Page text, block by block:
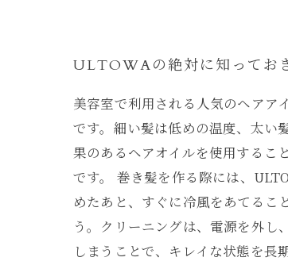
ULTOWAの絶対に知ってお
美容室で利用される人気のヘアア
です。細い髪は低めの温度、太い
果のあるヘアオイルを使用するこ
です。 巻き髪を作る際には、
めたあと、すぐに冷風をあてるこ
う。クリーニングは、電源を外し
しまうことで、キレイな状態を